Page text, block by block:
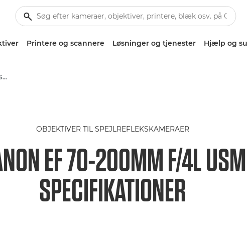
Printere og scannere Løsninger og tjenester Hjælp og
Canon EF 70-200mm f/4L USM - Lenses - Camera & Photo lenses
OBJEKTIVER TIL SPEJLREFLEKSKAMERAER
EF 70-200MM F/4L USM
SPECIFIKATIONER